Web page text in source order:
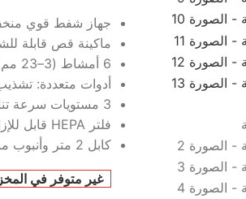
جهاز شفط قوي منخفض
ماكينة قص قابلة للشحن
6 أمشاط (3–23 مم) لقص وتشذيب دقيق.
أدوات متعددة:
3 مستويات سرعة تناسب جميع الأحجام والاحتياجات.
فلتر HEPA قابل للإزالة وسهل التنظيف.
كابل 2 متر وأنبوب مرن 1.5 متر لسهولة الاستخدام.
غير متوفر في